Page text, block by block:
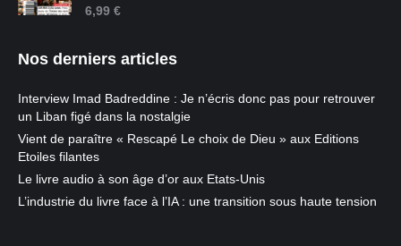
6,99 €
Nos derniers articles
Interview Imad Badreddine : Je n’écris donc pas pour retrouver
un Liban figé dans la nostalgie
Vient de paraître « Rescapé Le choix de Dieu » aux Editions
Etoiles filantes
Le livre audio à son âge d’or aux Etats-Unis
L’industrie du livre face à l’IA : une transition sous haute tension